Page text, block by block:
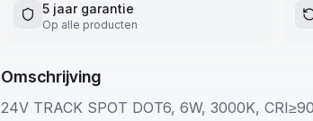
5 jaar garantie
Op alle producten
Omschrijving
24V TRACK SPOT DOT6, 6W, 3000K,